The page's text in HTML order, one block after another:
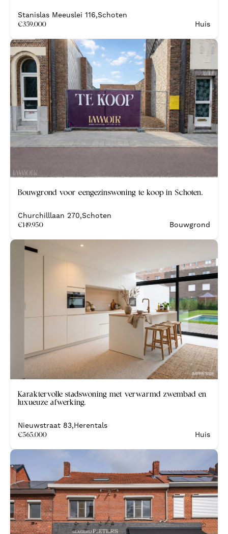
Stanislas Meeuslei 116,Schoten
€359.000 Huis
Bouwgrond voor eengezinswoning te koop in Schoten.
Churchilllaan 270,Schoten
€149.950 Bouwgrond
Karaktervolle stadswoning met verwarmd zwembad en
luxueuze afwerking.
Nieuwstraat 83,Herentals
€565.000 Huis